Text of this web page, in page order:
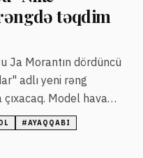
təqdim
Ja Morantın dördüncü
adlı yeni rəng
Model hava
və çoxrəngli detallarla
#AYAQQABI